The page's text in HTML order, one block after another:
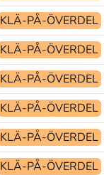
KLÄ-PÅ-ÖVERDEL
KLÄ-PÅ-ÖVERDEL
KLÄ-PÅ-ÖVERDEL
KLÄ-PÅ-ÖVERDEL
KLÄ-PÅ-ÖVERDEL
KLÄ-PÅ-ÖVERDEL